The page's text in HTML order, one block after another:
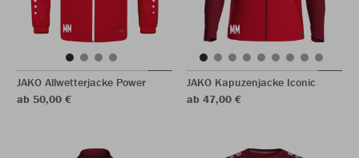
JAKO Allwetterjacke Power
ab 50,00 €
JAKO Kapuzenjacke Iconic
ab 47,00 €